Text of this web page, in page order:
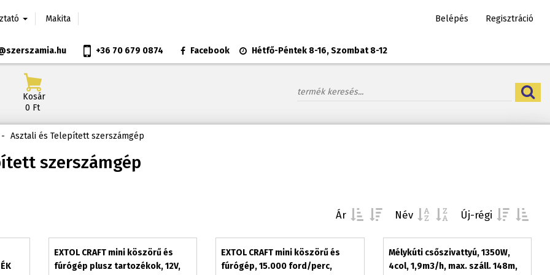
Makita Belépés Regisztráció
+36 70 679 0874 Facebook Hétfő-Péntek 8-16, Szombat 8-12
Kosár
0 Ft
- Asztali és Telepített szerszámgép
szerszámgép
Ár Név Új-régi
EXTOL CRAFT mini köszörű és
fúrógép plusz tartozékok, 12V,
EXTOL CRAFT mini köszörű és
fúrógép, 15.000 ford/perc,
Mélykúti csőszivattyú, 1350W,
4col, 1,9m3/h, max. száll. 148m,